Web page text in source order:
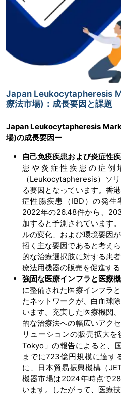
Japan Leukocytapheresis
療法市場)：成長要因と課題
Japan Leukocytapheresis
場)の成長要因ー
自己免疫疾患および炎症性
患や炎症性疾患の症例
（Leukocytapheresis）ソ
る要因となっています。香
症性腸疾患（IBD）の発生
2022年の26.48件から、
加すると予測されています
ルの変化、および環境要因
招く主な要因であると考え
的な治療選択肢に対する患
療法用機器の販売を促進す
強固な医療インフラと医療
に整備された医療インフラ
たネットワークが、白血球
います。充実した医療機関
的な治療法への幅広いアク
リューションの販売拡大
Tokyo」の報告によると、
までに723億円規模に達す
に、日本貿易振興機構（
機器市場は2024年時点で
います。したがって、医療